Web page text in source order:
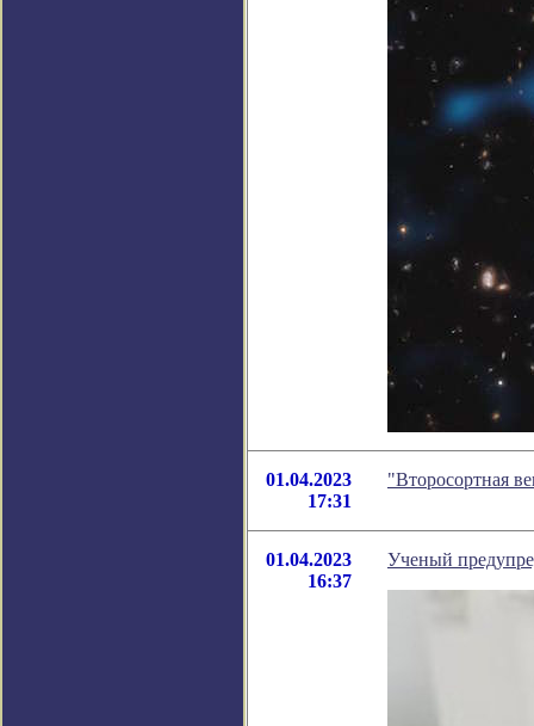
01.04.2023
17:31
"Второсортная
01.04.2023
16:37
Ученый